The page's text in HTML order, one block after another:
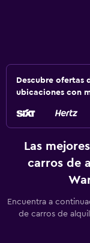
Descubre ofertas
ubicaciones con
Las
carros de
Encuentra a
de carros de